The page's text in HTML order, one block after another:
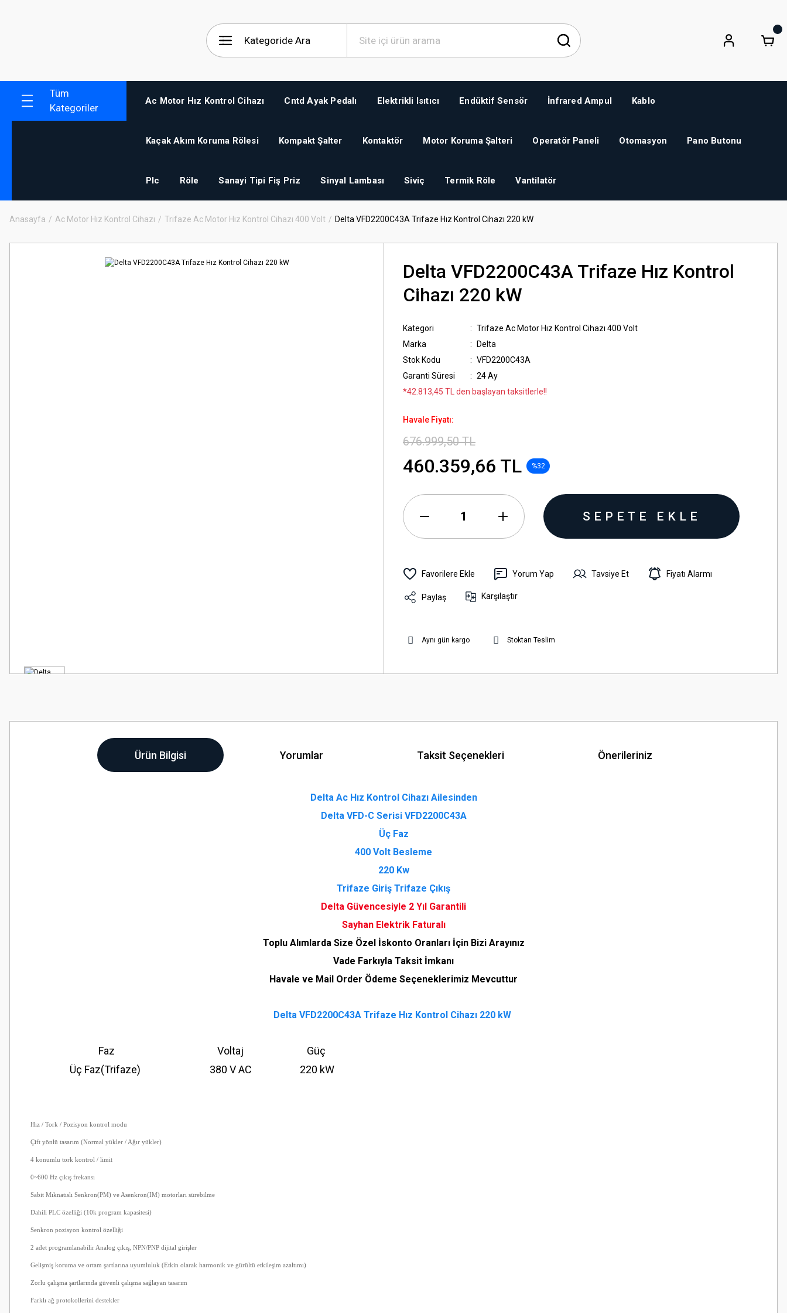
Tüm
Kategoriler
Ac Motor Hız Kontrol Cihazı Cntd Ayak Pedalı Elektrikli Isıtıcı Endüktif Sensör İnfrared Ampul Kablo
Kaçak Akım Koruma Rölesi Kompakt Şalter Kontaktör Motor Koruma Şalteri Operatör Paneli Otomasyon Pano Butonu
Plc Röle Sanayi Tipi Fiş Priz Sinyal Lambası Siviç Termik Röle Vantilatör
Anasayfa Ac Motor Hız Kontrol Cihazı Trifaze Ac Motor Hız Kontrol Cihazı 400 Volt Delta VFD2200C43A Trifaze Hız Kontrol Cihazı 220 kW
Delta VFD2200C43A Trifaze Hız Kontrol
Cihazı 220 kW
Kategori
Trifaze Ac Motor Hız Kontrol Cihazı 400 Volt
Marka
Delta
Stok Kodu
VFD2200C43A
Garanti Süresi
24 Ay
*42.813,45 TL den başlayan taksitlerle!!
Havale Fiyatı:
676.999,50 TL
460.359,66 TL %32
SEPETE EKLE
Yorum Yap Tavsiye Et Fiyatı Alarmı
Paylaş Karşılaştır
Aynı gün kargo Stoktan Teslim
Ürün Bilgisi Yorumlar Taksit Seçenekleri Önerileriniz
Delta Ac Hız Kontrol Cihazı Ailesinden
Delta VFD-C Serisi VFD2200C43A
Üç Faz
400 Volt Besleme
220 Kw
Trifaze Giriş Trifaze Çıkış
Delta Güvencesiyle 2 Yıl Garantili
Sayhan Elektrik Faturalı
Toplu Alımlarda Size Özel İskonto Oranları İçin Bizi Arayınız
Vade Farkıyla Taksit İmkanı
Havale ve Mail Order Ödeme Seçeneklerimiz Mevcuttur
Delta VFD2200C43A Trifaze Hız Kontrol Cihazı 220 kW
Faz Voltaj
Güç
Üç Faz(Trifaze)
380 V AC 220 kW
Hız / Tork / Pozisyon kontrol modu
Çift yönlü tasarım (Normal yükler / Ağır yükler)
4 konumlu tork kontrol / limit
0~600 Hz çıkış frekansı
Sabit Mıknatıslı Senkron(PM) ve Asenkron(IM) motorları sürebilme
Dahili PLC özelliği (10k program kapasitesi)
Senkron pozisyon kontrol özelliği
2 adet programlanabilir Analog çıkış, NPN/PNP dijital girişler
Gelişmiş koruma ve ortam şartlarına uyumluluk (Etkin olarak harmonik ve gürültü etkileşim azaltımı)
Zorlu çalışma şartlarında güvenli çalışma sağlayan tasarım
Farklı ağ protokollerini destekler